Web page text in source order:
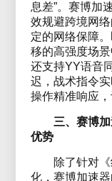
息差”。赛博加
效规避跨境网
定的网络保障
移的高强度场
还支持YY语音
迟，战术指令
操作精准响应，
三、赛博
优势
除了针对
化，赛博加速